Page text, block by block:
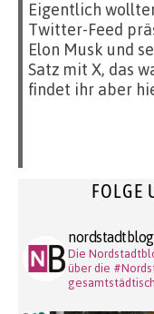
Eigentlich
Twitter-Feed
Elon Musk und
Satz mit X, das
findet ihr aber
FOLGE
Die
über die